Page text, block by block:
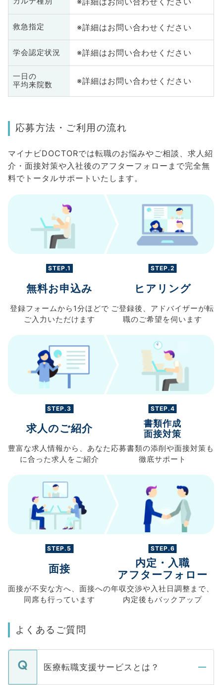
救急指定 ※詳細はお問い合わせください
学会認定状況 ※詳細はお問い合わせください
一日の
平均来院数
※詳細はお問い合わせください
応募方法・ご利用の流れ
マイナビDOCTORでは転職のお悩みやご相談、求人紹
介・面接対策や入社後のアフターフォローまで完全無
料でトータルサポートいたします。
STEP.1
無料お申込み
登録フォームから 1分ほどで
ご入力 いただけます
STEP.2
ヒアリング
ご登録後、 アドバイザーが転
職のご希望を伺います
STEP.3
求人のご紹介
豊富な求人情報から、 あなた
に合った求人を ご紹介
STEP.4
書類作成
面接対策
応募書類の添削や面接対策も
徹底サポート
STEP.5
面接
面接が不安な方へ、 面接への
同席も行っています
STEP.6
内定・入職
アフターフォロー
年収交渉や入社日調整まで、
内定後もバックアップ
よくあるご質問
医療転職支援サービスとは？